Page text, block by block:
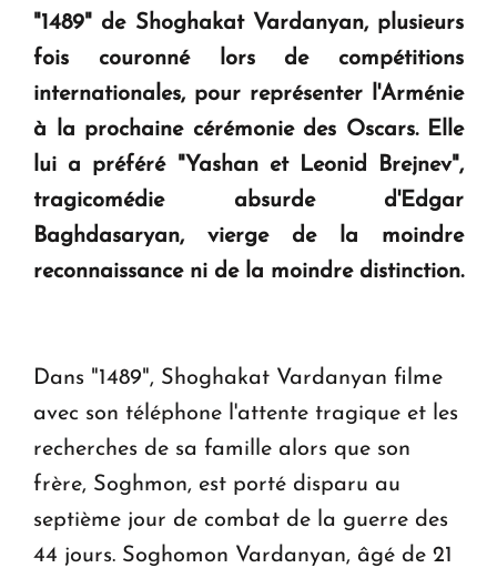
Le premier hôtel Hyatt Regency d'Arménie
ouvrira ses portes à Dilijan
"1489" de Shoghakat Vardanyan, plusieurs
fois couronné lors de compétitions
internationales, pour représenter l'Arménie
à la prochaine cérémonie des Oscars. Elle
lui a préféré "Yashan et Leonid Brejnev",
tragicomédie absurde d'Edgar
Baghdasaryan, vierge de la moindre
reconnaissance ni de la moindre distinction.
Dans "1489", Shoghakat Vardanyan filme
avec son téléphone l'attente tragique et les
recherches de sa famille alors que son
frère, Soghmon, est porté disparu au
septième jour de combat de la guerre des
44 jours. Soghomon Vardanyan, âgé de 21